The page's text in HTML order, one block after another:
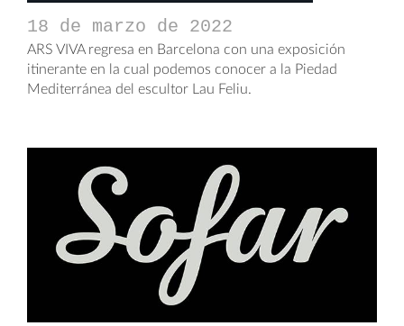
18 de marzo de 2022
ARS VIVA regresa en Barcelona con una exposición
itinerante en la cual podemos conocer a la Piedad
Mediterránea del escultor Lau Feliu.